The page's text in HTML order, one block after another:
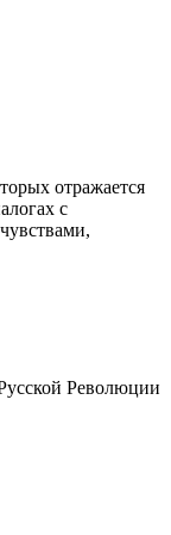
отражается
с
Революции